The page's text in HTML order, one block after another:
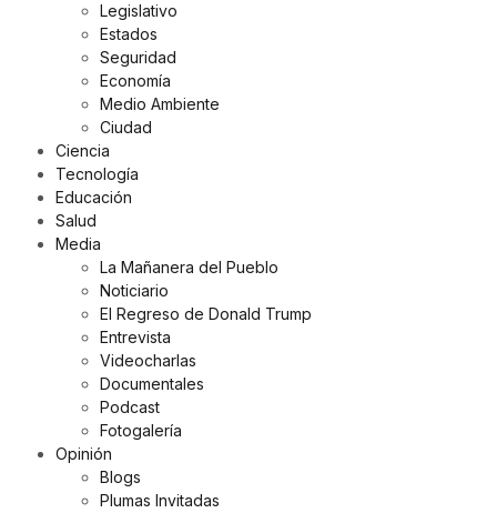
Legislativo
Estados
Seguridad
Economía
Medio Ambiente
Ciudad
Ciencia
Tecnología
Educación
Salud
Media
La Mañanera del Pueblo
Noticiario
El Regreso de Donald Trump
Entrevista
Videocharlas
Documentales
Podcast
Fotogalería
Opinión
Blogs
Plumas Invitadas